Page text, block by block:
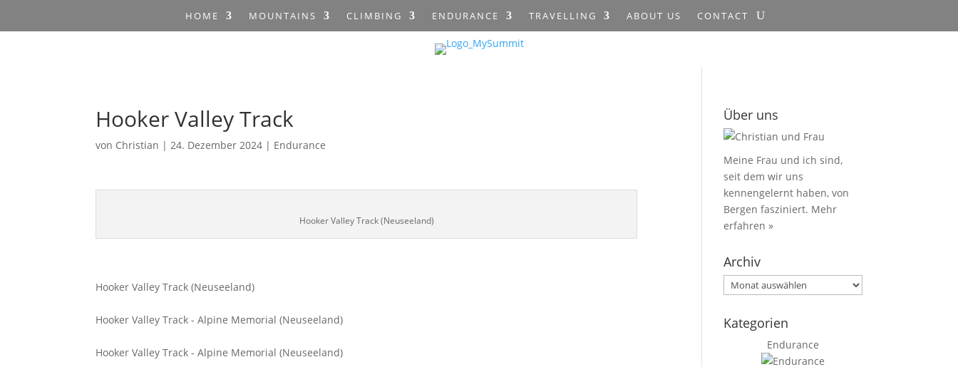
HOME MOUNTAINS CLIMBING ENDURANCE TRAVELLING ABOUT US CONTACT
Hooker Valley Track
von Christian |24. Dezember 2024 | Endurance
Hooker Valley Track (Neuseeland)
Hooker Valley Track (Neuseeland)
Hooker Valley Track - Alpine Memorial (Neuseeland)
Hooker Valley Track - Alpine Memorial (Neuseeland)
Über uns
Meine Frau und ich sind,
seit dem wir uns
kennengelernt haben, von
Bergen fasziniert. Mehr
erfahren »
Archiv
Archiv
Kategorien
Endurance